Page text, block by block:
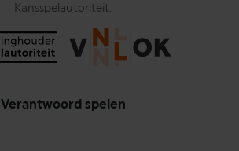
Kansspelautoriteit.
Verantwoord spelen